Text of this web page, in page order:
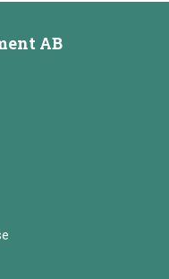
AB